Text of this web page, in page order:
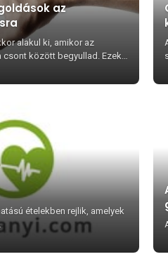
az
alakul ki, amikor az
csont között begyullad. Ezek
ételekben rejlik, amelyek